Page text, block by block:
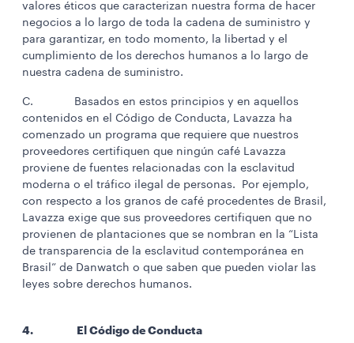
valores éticos que caracterizan nuestra forma de hacer
negocios a lo largo de toda la cadena de suministro y
para garantizar, en todo momento, la libertad y el
cumplimiento de los derechos humanos a lo largo de
nuestra cadena de suministro.
C. Basados en estos principios y en aquellos
contenidos en el Código de Conducta, Lavazza ha
comenzado un programa que requiere que nuestros
proveedores certifiquen que ningún café Lavazza
proviene de fuentes relacionadas con la esclavitud
moderna o el tráfico ilegal de personas. Por ejemplo,
con respecto a los granos de café procedentes de Brasil,
Lavazza exige que sus proveedores certifiquen que no
provienen de plantaciones que se nombran en la “Lista
de transparencia de la esclavitud contemporánea en
Brasil” de Danwatch o que saben que pueden violar las
leyes sobre derechos humanos.
4. El Código de Conducta